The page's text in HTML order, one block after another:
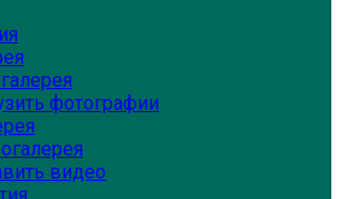
фотографии
видео